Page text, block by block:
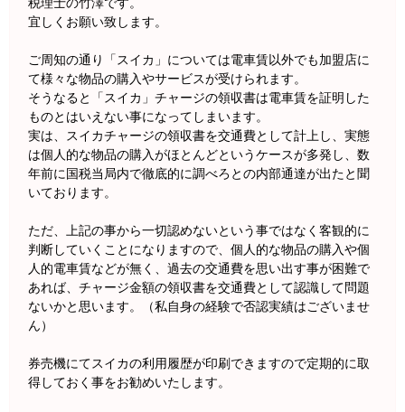
宜しくお願い致します。
ご周知の通り「スイカ」については電車賃以外でも加盟店に
て様々な物品の購入やサービスが受けられます。
そうなると「スイカ」チャージの領収書は電車賃を証明した
ものとはいえない事になってしまいます。
実は、スイカチャージの領収書を交通費として計上し、実態
は個人的な物品の購入がほとんどというケースが多発し、数
年前に国税当局内で徹底的に調べろとの内部通達が出たと聞
いております。
ただ、上記の事から一切認めないという事ではなく客観的に
判断していくことになりますので、個人的な物品の購入や個
人的電車賃などが無く、過去の交通費を思い出す事が困難で
あれば、チャージ金額の領収書を交通費として認識して問題
ないかと思います。（私自身の経験で否認実績はございませ
ん）
券売機にてスイカの利用履歴が印刷できますので定期的に取
得しておく事をお勧めいたします。